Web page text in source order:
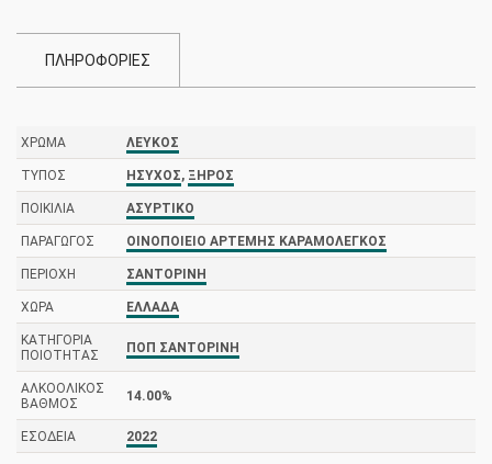
ΠΛΗΡΟΦΟΡΙΕΣ
ΧΡΏΜΑ ΛΕΥΚΌΣ
ΤΎΠΟΣ ΉΣΥΧΟΣ, ΞΗΡΌΣ
ΠΟΙΚΙΛΊΑ ΑΣΎΡΤΙΚΟ
ΠΑΡΑΓΩΓΌΣ ΟΙΝΟΠΟΙΕΊΟ ΑΡΤΈΜΗΣ ΚΑΡΑΜΟΛΈΓΚΟΣ
ΠΕΡΙΟΧΉ ΣΑΝΤΟΡΊΝΗ
ΧΏΡΑ ΕΛΛΆΔΑ
ΚΑΤΗΓΟΡΊΑ
ΠΟΙΌΤΗΤΑΣ
ΠΟΠ ΣΑΝΤΟΡΊΝΗ
ΑΛΚΟΟΛΙΚΌΣ
ΒΑΘΜΌΣ
14.00%
ΕΣΟΔΕΊΑ 2022